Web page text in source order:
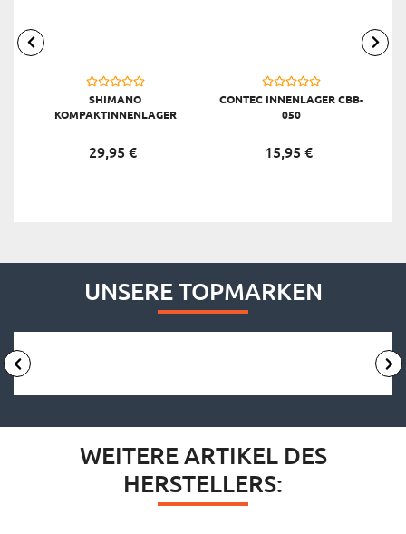
SHIMANO
KOMPAKTINNENLAGER
SCHWARZ
29,95 €
CONTEC INNENLAGER CBB-
050
15,95 €
UNSERE TOPMARKEN
WEITERE ARTIKEL DES
HERSTELLERS: